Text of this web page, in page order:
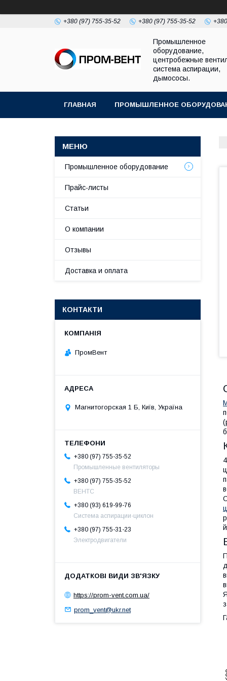
+380 (97) 755-35-52 +380 (97) 755-35-52
Промышленное
оборудование,
центробежные
система аспирации,
дымососы.
ГЛАВНАЯ ПРОМЫШЛЕННОЕ
Промышленное оборудование
Прайс-листы
Статьи
О компании
Отзывы
Доставка и оплата
КОНТАКТИ
ПромВент
Магнитогорская 1 Б, Київ, Україна
+380 (97) 755-35-52
Промышленные вентиляторы
+380 (97) 755-35-52
ВЕНТС
+380 (93) 619-99-76
Система аспирации-циклон
+380 (97) 755-31-23
Электродвигатели
https://prom-vent.com.ua/
prom_vent@ukr.net